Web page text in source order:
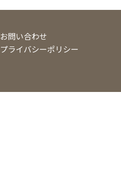
お問い合わせ
プライバシーポリシー